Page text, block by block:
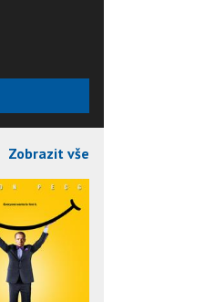
Zobrazit vše